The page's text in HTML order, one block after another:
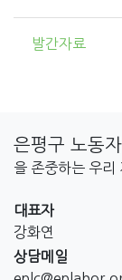
발간자료
은평구 노동
을 존중하는 우리
대표자
강화연
상담메일